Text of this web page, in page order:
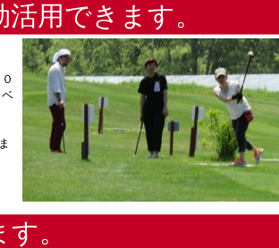
用できます。
。